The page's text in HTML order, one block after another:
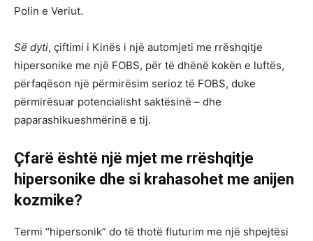
Polin e Veriut.
Së dyti, çiftimi i Kinës i një automjeti me rrëshqitje
hipersonike me një FOBS, për të dhënë kokën e luftës,
përfaqëson një përmirësim serioz të FOBS, duke
përmirësuar potencialisht saktësinë – dhe
paparashikueshmërinë e tij.
Çfarë është një mjet me rrëshqitje
hipersonike dhe si krahasohet me anijen
kozmike?
Termi “hipersonik” do të thotë fluturim me një shpejtësi